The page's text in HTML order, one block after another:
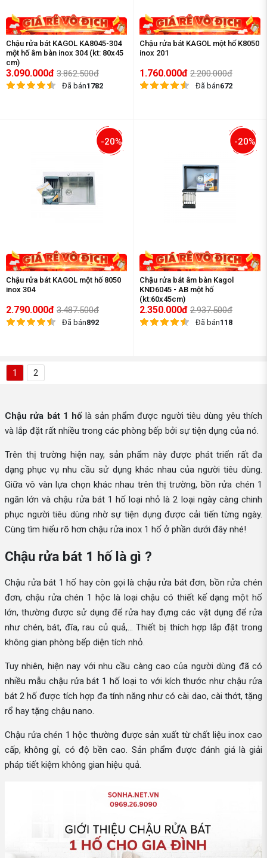
Chậu rửa bát KAGOL KA8045-304
một hố âm bàn inox 304 (kt: 80x45
cm)
3.090.000đ 3.862.500đ
Đã bán1782
Chậu rửa bát KAGOL một hố K8050
inox 201
1.760.000đ 2.200.000đ
Đã bán672
-20%
Chậu rửa bát KAGOL một hố 8050
inox 304
2.790.000đ 3.487.500đ
Đã bán892
-20%
Chậu rửa bát âm bàn Kagol
KND6045 - AB một hố
(kt:60x45cm)
2.350.000đ 2.937.500đ
Đã bán118
1 2
Chậu rửa bát 1 hốlà sản phẩm được người tiêu dùng yêu thích
và lắp đặt rất nhiều trong các phòng bếp bởi sự tiện dụng của nó.
Trên thị trường hiện nay, sản phẩm này được phát triển rất đa
dạng phục vụ nhu cầu sử dụng khác nhau của người tiêu dùng.
Giữa vô vàn lựa chọn khác nhau trên thị trường, bồn rửa chén 1
ngăn lớn và chậu rửa bát 1 hố loại nhỏ là 2 loại ngày càng chinh
phục người tiêu dùng nhờ sự tiện dụng được cải tiến từng ngày.
Cùng tìm hiểu rõ hơn chậu rửa inox 1 hố ở phần dưới đây nhé!
Chậu rửa bát 1 hố là gì ?
Chậu rửa bát 1 hố hay còn gọi là chậu rửa bát đơn, bồn rửa chén
đơn, chậu rửa chén 1 hộc là loại chậu có thiết kế dạng một hố
lớn, thường được sử dụng để rửa hay đựng các vật dụng để rửa
như chén, bát, đĩa, rau củ quả,... Thiết bị thích hợp lắp đặt trong
không gian phòng bếp diện tích nhỏ.
Tuy nhiên, hiện nay với nhu cầu càng cao của người dùng đã có
nhiều mẫu chậu rửa bát 1 hố loại to với kích thước như chậu rửa
bát 2 hố được tích hợp đa tính năng như có cài dao, cài thớt, tặng
rổ hay tặng chậu nano.
Chậu rửa chén 1 hộc thường được sản xuất từ chất liệu inox cao
cấp, không gỉ, có độ bền cao. Sản phẩm được đánh giá là giải
pháp tiết kiệm không gian hiệu quả.